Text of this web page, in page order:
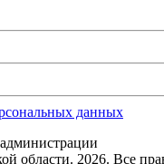
данных
области. 2026. Все